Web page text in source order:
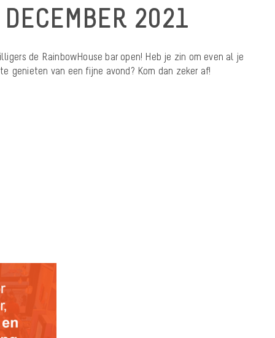
2021
de RainbowHouse bar open! Heb je zin om even al je
genieten van een fijne avond? Kom dan zeker af!